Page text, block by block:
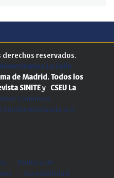
derechos reservados.
La Salle
de Madrid. Todos los
SINITEy CSEU La
Commons
SinObraDerivada 4.0
- Politica de
- Accesibilidad